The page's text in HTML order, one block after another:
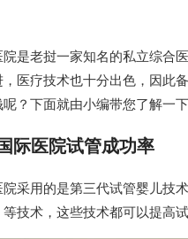
是老挝一家知名的私立综合
医疗技术也十分出色，因此
？下面就由小编带您了解一下
际医院试管成功率
采用的是第三代试管婴儿技
技术，这些技术都可以提高试